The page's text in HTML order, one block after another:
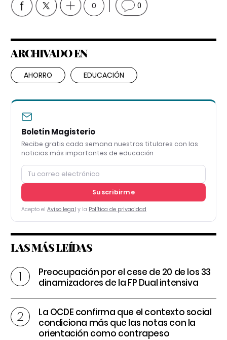
0 0
ARCHIVADO EN
AHORRO EDUCACIÓN
Boletín Magisterio
Recibe gratis cada semana nuestros titulares con las
noticias más importantes de educación
Suscribirme
Acepto el Aviso legal y la Política de privacidad
LAS MÁS LEÍDAS
Preocupación por el cese de 20 de los 33
dinamizadores de la FP Dual intensiva
La OCDE confirma que el contexto social
condiciona más que las notas con la
orientación como contrapeso